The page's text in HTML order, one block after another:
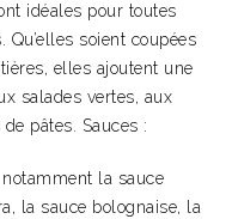
idéales pour toutes
Qu’elles soient coupées
elles ajoutent une
salades vertes, aux
pâtes. Sauces :
la sauce
la sauce bolognaise, la